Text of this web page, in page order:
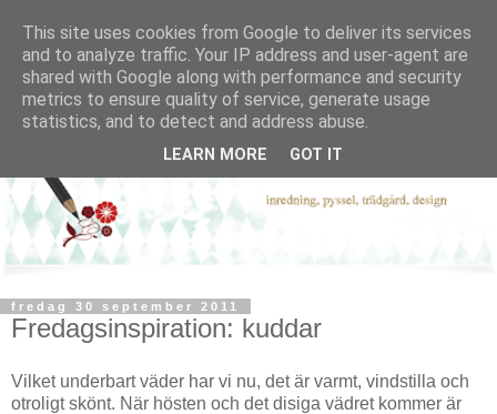
fredag 30 september 2011
Fredagsinspiration: kuddar
Vilket underbart väder har vi nu, det är varmt, vindstilla och
otroligt skönt. När hösten och det disiga vädret kommer är
This site uses cookies from Google to deliver its services
and to analyze traffic. Your IP address and user-agent are
shared with Google along with performance and security
metrics to ensure quality of service, generate usage
statistics, and to detect and address abuse.
LEARN MORE GOT IT